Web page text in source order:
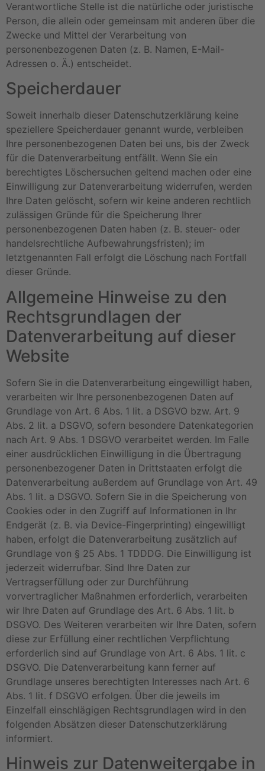
Verantwortliche Stelle ist die natürliche oder juristische
Person, die allein oder gemeinsam mit anderen über die
Zwecke und Mittel der Verarbeitung von
personenbezogenen Daten (z. B. Namen, E-Mail-
Adressen o. Ä.) entscheidet.
Speicherdauer
Soweit innerhalb dieser Datenschutzerklärung keine
speziellere Speicherdauer genannt wurde, verbleiben
Ihre personenbezogenen Daten bei uns, bis der Zweck
für die Datenverarbeitung entfällt. Wenn Sie ein
berechtigtes Löschersuchen geltend machen oder eine
Einwilligung zur Datenverarbeitung widerrufen, werden
Ihre Daten gelöscht, sofern wir keine anderen rechtlich
zulässigen Gründe für die Speicherung Ihrer
personenbezogenen Daten haben (z. B. steuer- oder
handelsrechtliche Aufbewahrungsfristen); im
letztgenannten Fall erfolgt die Löschung nach Fortfall
dieser Gründe.
Allgemeine Hinweise zu den
Rechtsgrundlagen der
Datenverarbeitung auf dieser
Website
Sofern Sie in die Datenverarbeitung eingewilligt haben,
verarbeiten wir Ihre personenbezogenen Daten auf
Grundlage von Art. 6 Abs. 1 lit. a DSGVO bzw. Art. 9
Abs. 2 lit. a DSGVO, sofern besondere Datenkategorien
nach Art. 9 Abs. 1 DSGVO verarbeitet werden. Im Falle
einer ausdrücklichen Einwilligung in die Übertragung
personenbezogener Daten in Drittstaaten erfolgt die
Datenverarbeitung außerdem auf Grundlage von Art. 49
Abs. 1 lit. a DSGVO. Sofern Sie in die Speicherung von
Cookies oder in den Zugriff auf Informationen in Ihr
Endgerät (z. B. via Device-Fingerprinting) eingewilligt
haben, erfolgt die Datenverarbeitung zusätzlich auf
Grundlage von § 25 Abs. 1 TDDDG. Die Einwilligung ist
jederzeit widerrufbar. Sind Ihre Daten zur
Vertragserfüllung oder zur Durchführung
vorvertraglicher Maßnahmen erforderlich, verarbeiten
wir Ihre Daten auf Grundlage des Art. 6 Abs. 1 lit. b
DSGVO. Des Weiteren verarbeiten wir Ihre Daten, sofern
diese zur Erfüllung einer rechtlichen Verpflichtung
erforderlich sind auf Grundlage von Art. 6 Abs. 1 lit. c
DSGVO. Die Datenverarbeitung kann ferner auf
Grundlage unseres berechtigten Interesses nach Art. 6
Abs. 1 lit. f DSGVO erfolgen. Über die jeweils im
Einzelfall einschlägigen Rechtsgrundlagen wird in den
folgenden Absätzen dieser Datenschutzerklärung
informiert.
Hinweis zur Datenweitergabe in